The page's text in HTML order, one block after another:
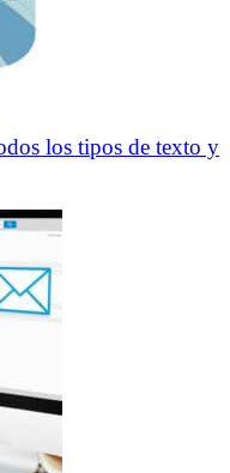
los tipos de texto y